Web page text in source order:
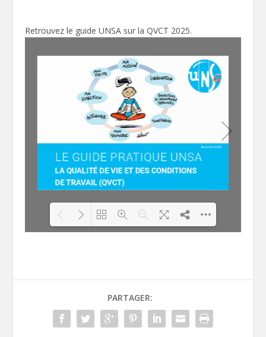
Retrouvez le guide UNSA sur la QVCT 2025.
Flipbook Plugin Help
PARTAGER: